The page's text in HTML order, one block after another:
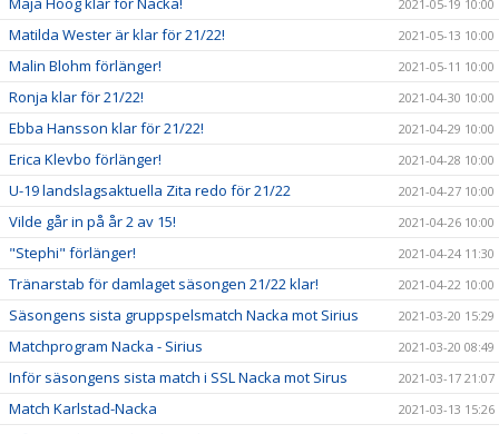
2021-05-19 10:00
Matilda Wester är klar för 21/22! 2021-05-13 10:00
Malin Blohm förlänger! 2021-05-11 10:00
Ronja klar för 21/22! 2021-04-30 10:00
Ebba Hansson klar för 21/22! 2021-04-29 10:00
Erica Klevbo förlänger! 2021-04-28 10:00
U-19 landslagsaktuella Zita redo för 21/22 2021-04-27 10:00
Vilde går in på år 2 av 15! 2021-04-26 10:00
"Stephi" förlänger! 2021-04-24 11:30
Tränarstab för damlaget säsongen 21/22 klar! 2021-04-22 10:00
Säsongens sista gruppspelsmatch Nacka mot Sirius 2021-03-20 15:29
Matchprogram Nacka - Sirius 2021-03-20 08:49
Inför säsongens sista match i SSL Nacka mot Sirus 2021-03-17 21:07
Match Karlstad-Nacka 2021-03-13 15:26